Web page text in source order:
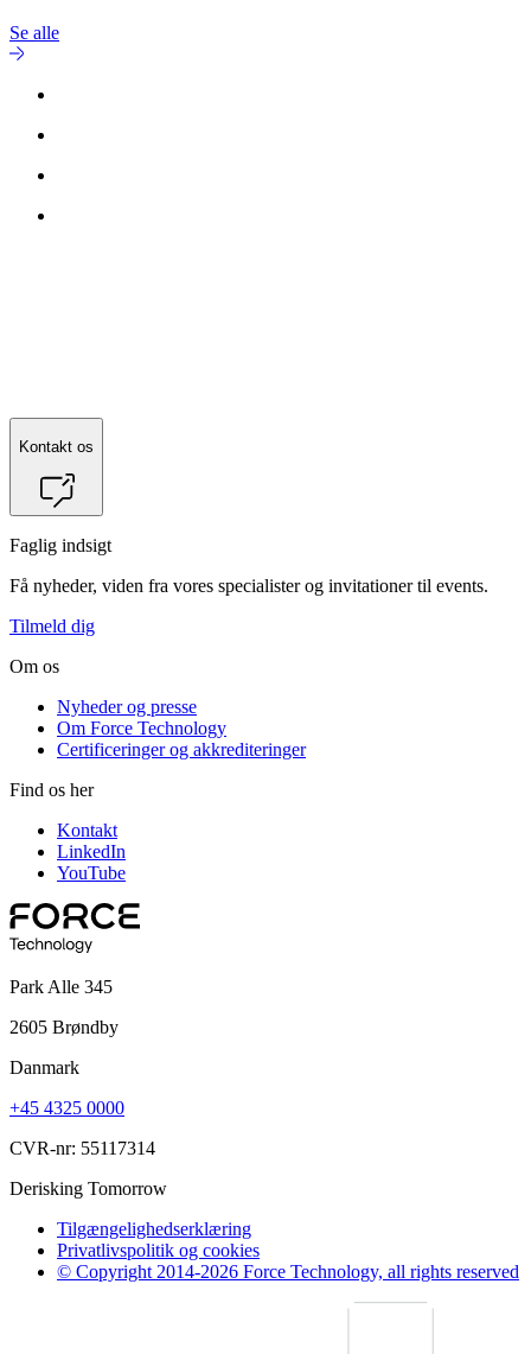
Se alle
Kontakt os
Faglig indsigt
Få nyheder, viden fra vores specialister og invitationer til events.
Tilmeld dig
Om os
Nyheder og presse
Om Force Technology
Certificeringer og akkrediteringer
Find os her
Kontakt
LinkedIn
YouTube
Park Alle 345
2605 Brøndby
Danmark
+45 4325 0000
CVR-nr: 55117314
Derisking Tomorrow
Tilgængelighedserklæring
Privatlivspolitik og cookies
© Copyright 2014-2026 Force Technology, all rights reserved